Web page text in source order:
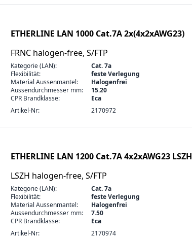
ETHERLINE LAN 1000 Cat.7A 2x(4x2xAWG23)
FRNC halogen-free, S/FTP
Kategorie (LAN):
Cat. 7a
Flexibilität:
feste Verlegung
Material Aussenmantel:
Halogenfrei
Aussendurchmesser mm:
15.20
CPR Brandklasse:
Eca
Artikel-Nr:
2170972
ETHERLINE LAN 1200 Cat.7A 4x2xAWG23 LSZH
LSZH halogen-free, S/FTP
Kategorie (LAN):
Cat. 7a
Flexibilität:
feste Verlegung
Material Aussenmantel:
Halogenfrei
Aussendurchmesser mm:
7.50
CPR Brandklasse:
Eca
Artikel-Nr:
2170974